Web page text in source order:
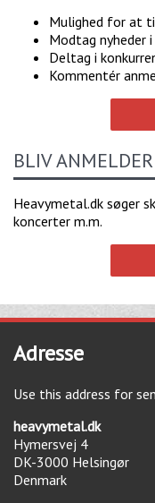
Mulighed for at
Modtag nyheder
Deltag i
Kommentér
BLIV ANMELDER
Heavymetal.dk søger
koncerter m.m.
Adresse
Use this address for
heavymetal.dk
Hymersvej 4
DK-3000 Helsingør
Denmark